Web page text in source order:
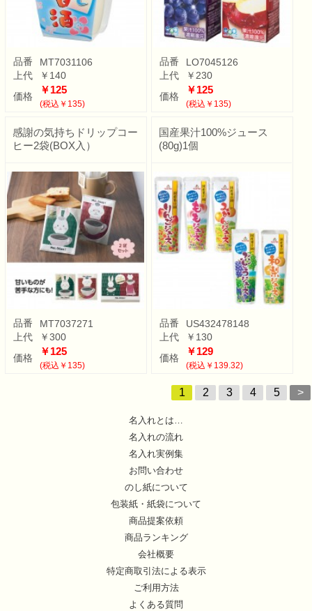
品番
MT7031106
上代
￥140
価格
￥125
(税込￥135)
品番
LO7045126
上代
￥230
価格
￥125
(税込￥135)
感謝の気持ちドリップコー
ヒー2袋(BOX入）
品番
MT7037271
上代
￥300
価格
￥125
(税込￥135)
国産果汁100%ジュース
(80g)1個
品番
US432478148
上代
￥130
価格
￥129
(税込￥139.32)
1 2 3 4 5 >
名入れとは…
名入れの流れ
名入れ実例集
お問い合わせ
のし紙について
包装紙・紙袋について
商品提案依頼
商品ランキング
会社概要
特定商取引法による表示
ご利用方法
よくある質問